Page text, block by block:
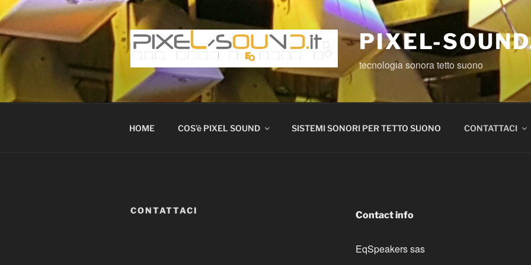
Salta
al
contenuto
PIXEL-
tecnologia sonora tetto suono
HOME COS’è PIXEL SOUND SISTEMI SONORI PER TETTO SUONO CONTATTACI
CONTATTACI Contact info
EqSpeakers sas